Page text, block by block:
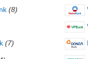
(8)
(7)